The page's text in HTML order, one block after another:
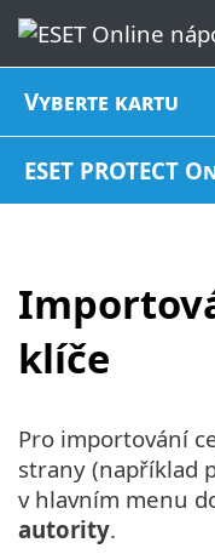
Vyberte kartu
ESET PROTECT
klíče
Pro importování
strany (například
v hlavním menu
autority.